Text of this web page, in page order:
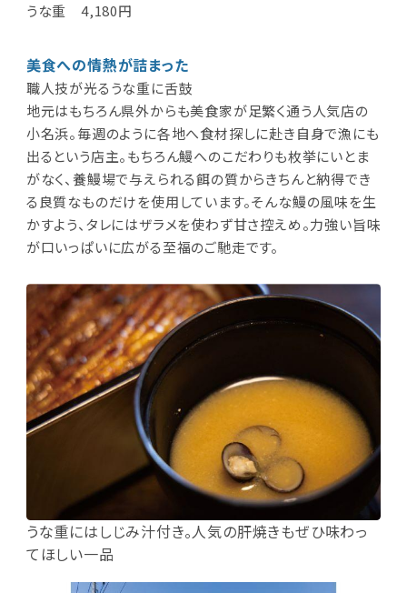
うな重 4,180円
美食への情熱が詰まった
職人技が光るうな重に舌鼓
地元はもちろん県外からも美食家が足繁く通う人気店の
小名浜。毎週のように各地へ食材探しに赴き自身で漁にも
出るという店主。もちろん鰻へのこだわりも枚挙にいとま
がなく、養鰻場で与えられる餌の質からきちんと納得でき
る良質なものだけを使用しています。そんな鰻の風味を生
かすよう、タレにはザラメを使わず甘さ控えめ。力強い旨味
が口いっぱいに広がる至福のご馳走です。
うな重にはしじみ汁付き。人気の肝焼きもぜひ味わっ
てほしい一品